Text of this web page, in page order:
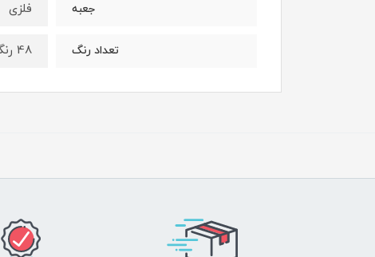
جعبه فلزی
تعداد رنگ 48 رنگ